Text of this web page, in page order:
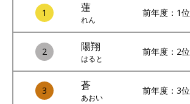
1 蓮
れん
前年度：1位
2 陽翔
はると
前年度：2位
3 蒼
あおい
前年度：3位